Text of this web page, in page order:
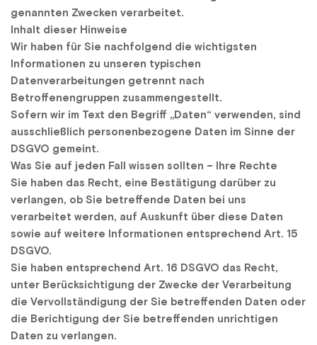
genannten Zwecken verarbeitet.
Inhalt dieser Hinweise
Wir haben für Sie nachfolgend die wichtigsten
Informationen zu unseren typischen
Datenverarbeitungen getrennt nach
Betroffenengruppen zusammengestellt.
Sofern wir im Text den Begriff „Daten“ verwenden, sind
ausschließlich personenbezogene Daten im Sinne der
DSGVO gemeint.
Was Sie auf jeden Fall wissen sollten – Ihre Rechte
Sie haben das Recht, eine Bestätigung darüber zu
verlangen, ob Sie betreffende Daten bei uns
verarbeitet werden, auf Auskunft über diese Daten
sowie auf weitere Informationen entsprechend Art. 15
DSGVO.
Sie haben entsprechend Art. 16 DSGVO das Recht,
unter Berücksichtigung der Zwecke der Verarbeitung
die Vervollständigung der Sie betreffenden Daten oder
die Berichtigung der Sie betreffenden unrichtigen
Daten zu verlangen.